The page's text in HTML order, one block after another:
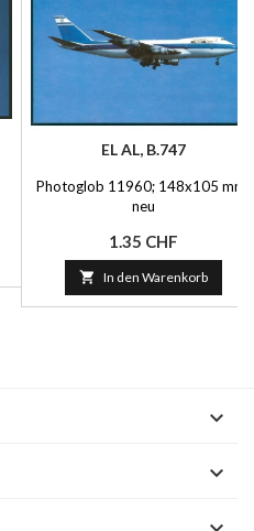
EL AL, B.747
Photoglob 11960; 148x105 mm;
neu
Preis
1.35 CHF
 In den Warenkorb

